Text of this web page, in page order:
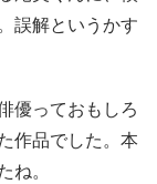
誤解というかす
優っておもしろ
作品でした。本
。